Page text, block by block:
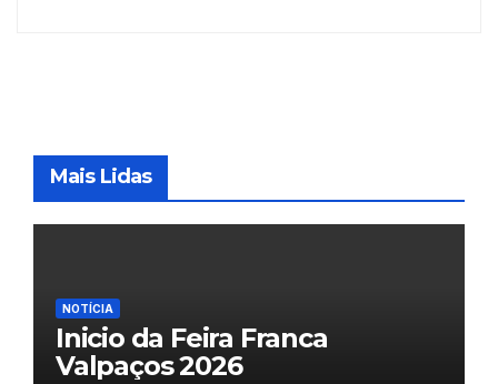
Mais Lidas
NOTÍCIA
Inicio da Feira Franca
Valpaços 2026